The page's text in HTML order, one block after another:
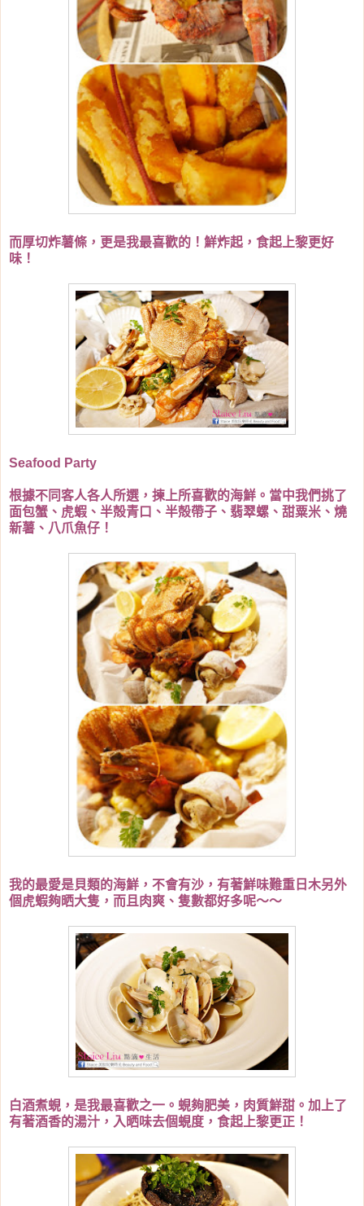
而厚切炸薯條，更是我最喜歡的！鮮炸起，食起上黎更好
味！
Seafood Party
根據不同客人各人所選，揀上所喜歡的海鮮。當中我們挑了
面包蟹、虎蝦、半殻青口、半殻帶子、翡翠螺、甜粟米、燒
新薯、八爪魚仔！
我的最愛是貝類的海鮮，不會有沙，有著鮮味難重日木另外
個虎蝦夠晒大隻，而且肉爽、隻數都好多呢～～
白酒煮蜆，是我最喜歡之一。蜆夠肥美，肉質鮮甜。加上了
有著酒香的湯汁，入晒味去個蜆度，食起上黎更正！